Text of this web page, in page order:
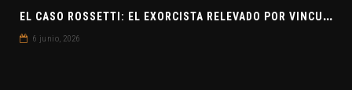
E
L CASO ROSSETTI: EL EXORCISTA RELEVADO POR VINCULAR OVNIS Y DEMONIOS
6 junio, 2026